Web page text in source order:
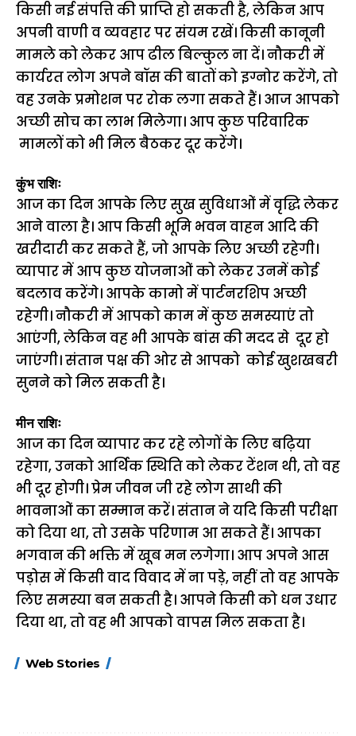
किसी नई संपत्ति की प्राप्ति हो सकती है, लेकिन आप
अपनी वाणी व व्यवहार पर संयम रखें। किसी कानूनी
मामले को लेकर आप ढील बिल्कुल ना दें। नौकरी में
कार्यरत लोग अपने बॉस की बातों को इग्नोर करेंगे, तो
वह उनके प्रमोशन पर रोक लगा सकते हैं। आज आपको
अच्छी सोच का लाभ मिलेगा। आप कुछ परिवारिक
मामलों को भी मिल बैठकर दूर करेंगे।
कुंभ राशिः
आज का दिन आपके लिए सुख सुविधाओं में वृद्धि लेकर
आने वाला है। आप किसी भूमि भवन वाहन आदि की
खरीदारी कर सकते हैं, जो आपके लिए अच्छी रहेगी।
व्यापार में आप कुछ योजनाओं को लेकर उनमें कोई
बदलाव करेंगे। आपके कामो में पार्टनरशिप अच्छी
रहेगी। नौकरी में आपको काम में कुछ समस्याएं तो
आएंगी, लेकिन वह भी आपके बांस की मदद से दूर हो
जाएंगी। संतान पक्ष की ओर से आपको कोई खुशखबरी
सुनने को मिल सकती है।
मीन राशिः
आज का दिन व्यापार कर रहे लोगों के लिए बढ़िया
रहेगा, उनको आर्थिक स्थिति को लेकर टेंशन थी, तो वह
भी दूर होगी। प्रेम जीवन जी रहे लोग साथी की
भावनाओं का सम्मान करें। संतान ने यदि किसी परीक्षा
को दिया था, तो उसके परिणाम आ सकते हैं। आपका
भगवान की भक्ति में खूब मन लगेगा। आप अपने आस
पड़ोस में किसी वाद विवाद में ना पड़े, नहीं तो वह आपके
लिए समस्या बन सकती है। आपने किसी को धन उधार
दिया था, तो वह भी आपको वापस मिल सकता है।
Web Stories
FASTag के ये नए